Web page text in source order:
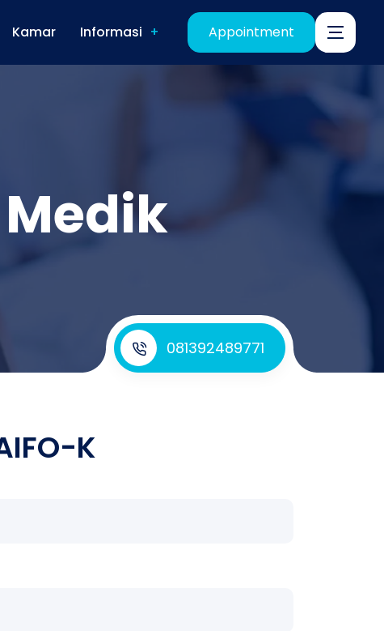
Kamar Informasi Appointment
081392489771
K